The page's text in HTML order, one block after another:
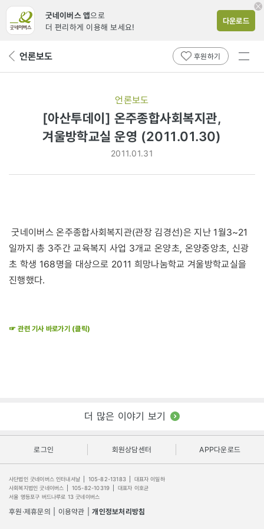
굿네이버스 앱으로
더 편리하게 이용해 보세요!
다운로드
뒤 언론보도 후원하기
전체
언론보도
[아산투데이] 온주종합사회복지관,
겨울방학교실 운영 (2011.01.30)
2011.01.31
굿네이버스 온주종합사회복지관(관장 김경선)은 지난 1월3~21
일까지 총 3주간 교육복지 사업 3개교 온양초, 온양중앙초, 신광
초 학생 168명을 대상으로 2011 희망나눔학교 겨울방학교실을
진행했다.
☞ 관련 기사 바로가기 (클릭)
더 많은 이야기 보기
로그인 회원상담센터 APP다운로드
사단법인 굿네이버스 인터내셔날 105-82-13183
대표자 이일하
사회복지법인 굿네이버스
105-82-10319
대표자 이호균
서울 영등포구 버드나루로 13 굿네이버스
후원·제휴문의 이용약관 개인정보처리방침